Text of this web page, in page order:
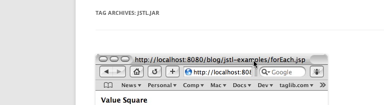
TAG ARCHIVES: JSTL.JAR